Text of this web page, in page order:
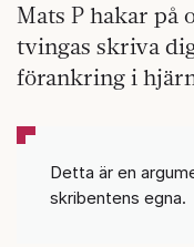
Mats P hakar på
tvingas skriva
förankring i
Detta är en
skribentens egna.